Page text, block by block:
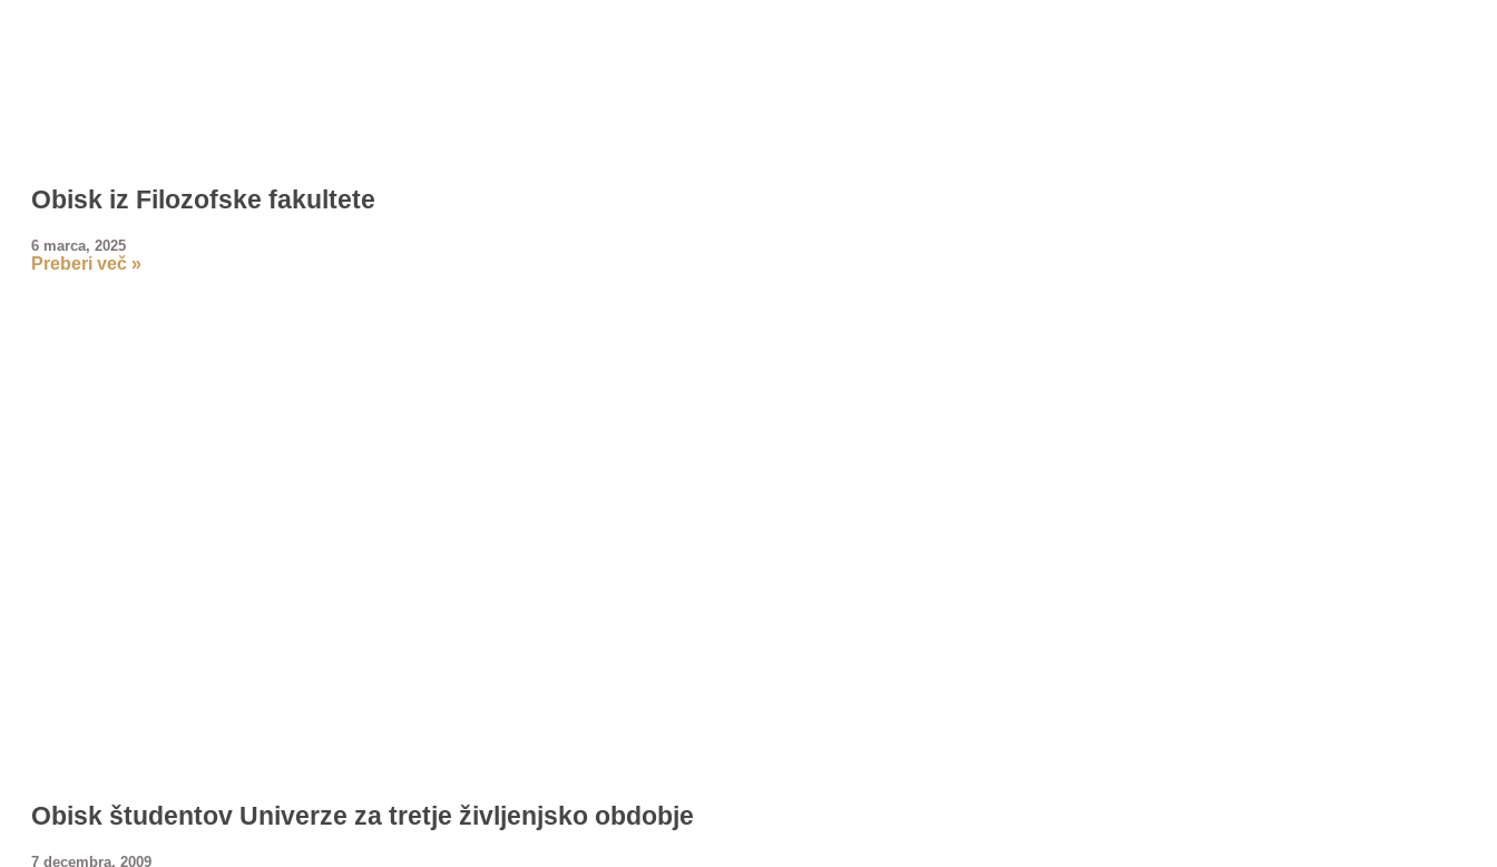
Obisk iz Filozofske fakultete
6 marca, 2025
Preberi več »
Obisk študentov Univerze za tretje življenjsko obdobje
7 decembra, 2009